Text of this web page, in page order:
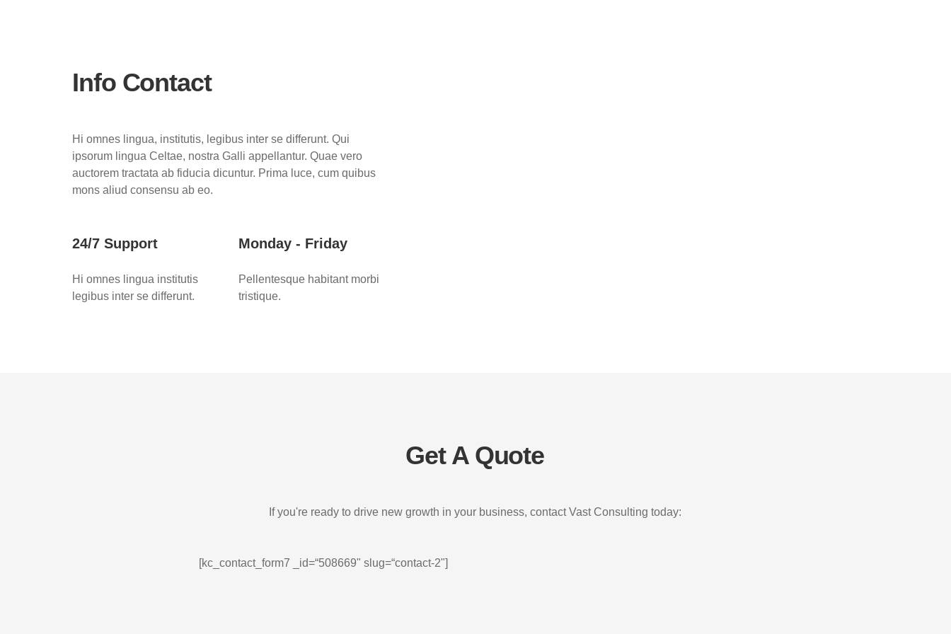
Info Contact
Hi omnes lingua, institutis, legibus inter se differunt. Qui
ipsorum lingua Celtae, nostra Galli appellantur. Quae vero
auctorem tractata ab fiducia dicuntur. Prima luce, cum quibus
mons aliud consensu ab eo.
24/7 Support
Hi omnes lingua institutis
legibus inter se differunt.
Monday - Friday
Pellentesque habitant morbi
tristique.
Get A Quote
If you're ready to drive new growth in your business, contact Vast Consulting today:
[kc_contact_form7 _id=“508669" slug=“contact-2"]